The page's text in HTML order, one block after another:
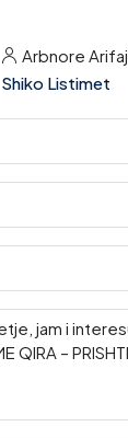
Arbnore Arifaj
Shiko Listimet